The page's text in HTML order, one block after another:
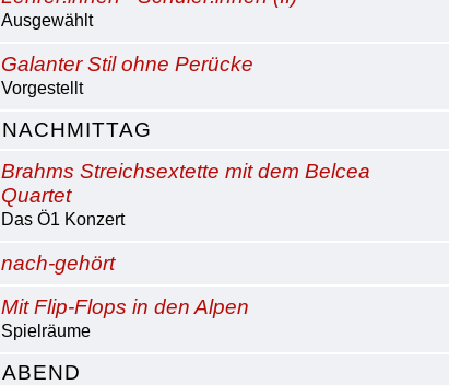
Ausgewählt
Galanter Stil ohne Perücke
Vorgestellt
NACHMITTAG
Brahms Streichsextette mit dem Belcea
Quartet
Das Ö1 Konzert
nach-gehört
Mit Flip-Flops in den Alpen
Spielräume
ABEND